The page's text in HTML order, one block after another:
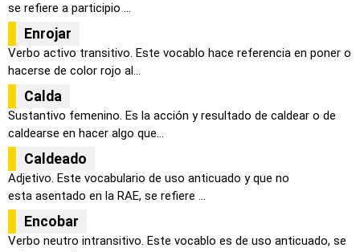
se refiere a participio ...
Enrojar
Verbo activo transitivo. Este vocablo hace referencia en poner o
hacerse de color rojo al...
Calda
Sustantivo femenino. Es la acción y resultado de caldear o de
caldearse en hacer algo que...
Caldeado
Adjetivo. Este vocabulario de uso anticuado y que no
esta asentado en la RAE, se refiere ...
Encobar
Verbo neutro intransitivo. Este vocablo es de uso anticuado, se